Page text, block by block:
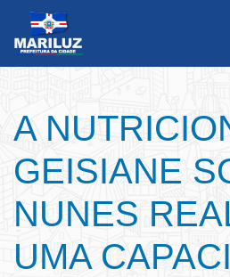
A
GEISIANE
NUNES
UMA